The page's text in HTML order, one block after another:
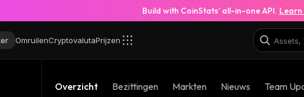
Build with CoinStats’ all-in-one API.
OmruilenCryptovalutaPrijzen
Overzicht Bezittingen Markten Nieuws Team